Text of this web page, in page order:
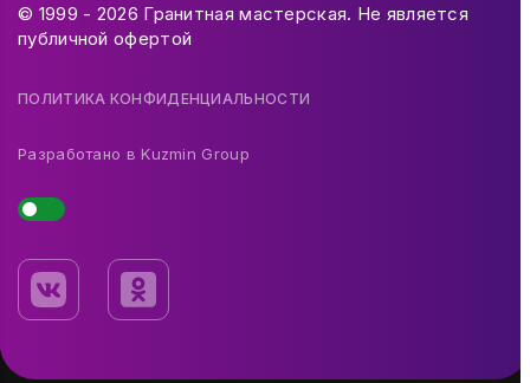
© 1999 - 2026 Гранитная мастерская. Не является
публичной офертой
ПОЛИТИКА КОНФИДЕНЦИАЛЬНОСТИ
Разработано вKuzmin Group